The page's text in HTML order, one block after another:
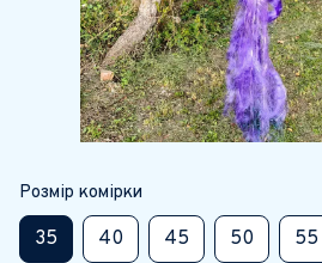
Розмір комірки
35 40 45 50 55